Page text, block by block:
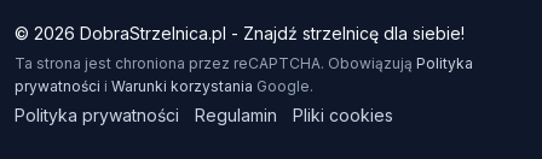
© 2026 DobraStrzelnica.pl - Znajdź strzelnicę dla siebie!
Ta strona jest chroniona przez reCAPTCHA. Obowiązują Polityka
prywatności i Warunki korzystania Google.
Polityka prywatności Regulamin Pliki cookies